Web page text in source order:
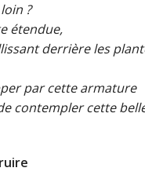
?
étendue,
derrière les
par cette armature
contempler cette